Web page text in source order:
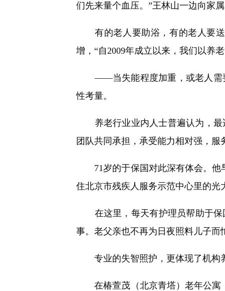
们先来量个血压。”王林山一边向家
有的老人要助浴，有的老人要送
增，“自2009年成立以来，我们以养
——当失能程度加重，或老人需要
性考量。
养老行业业内人士普遍认为，最
团队共同承担，承受能力相对强，服
71岁的于保国对此深有体会。他早
住北京市残疾人服务示范中心里的光
在这里，每天有护理员帮助于保
事。老父亲也不再为日夜照料儿子而
专业的失智照护，更体现了机构
在椿萱茂（北京青塔）老年公寓